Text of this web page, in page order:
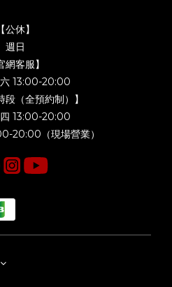
【公休】
週日
網客服】
13:00-20:00
段（全預約制）】
13:00-20:00
20:00（現場營業）